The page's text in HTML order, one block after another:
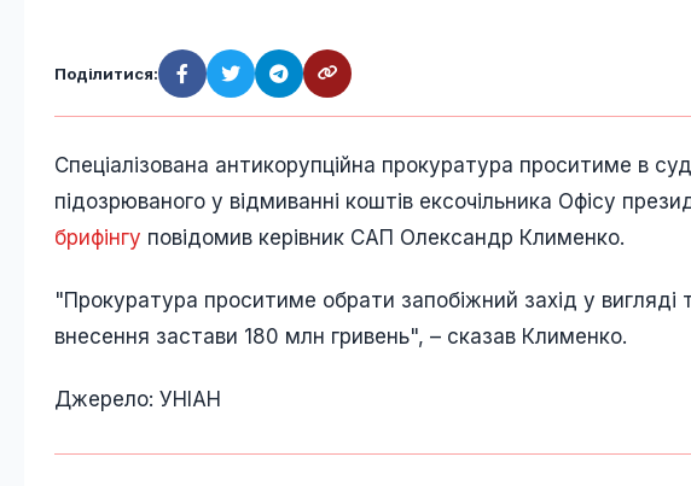
Поділитися:
Спеціалізована антикорупційна прокуратура проситиме в
підозрюваного у відмиванні коштів ексочільника Офісу
брифінгу повідомив керівник САП Олександр Клименко.
"Прокуратура проситиме обрати запобіжний захід у
внесення застави 180 млн гривень", – сказав Клименко.
Джерело: УНІАН